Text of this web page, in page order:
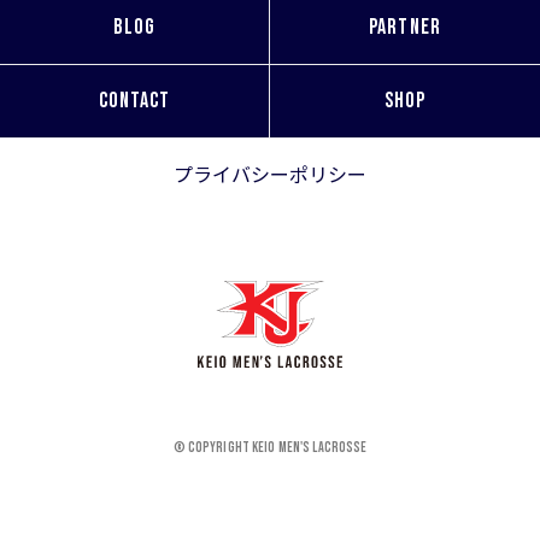
BLOG PARTNER
CONTACT SHOP
プライバシーポリシー
© Copyright KEIO MEN'S LACROSSE